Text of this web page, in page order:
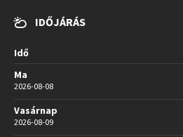
IDŐJÁRÁS
Idő
Ma
2026-08-08
Vasárnap
2026-08-09